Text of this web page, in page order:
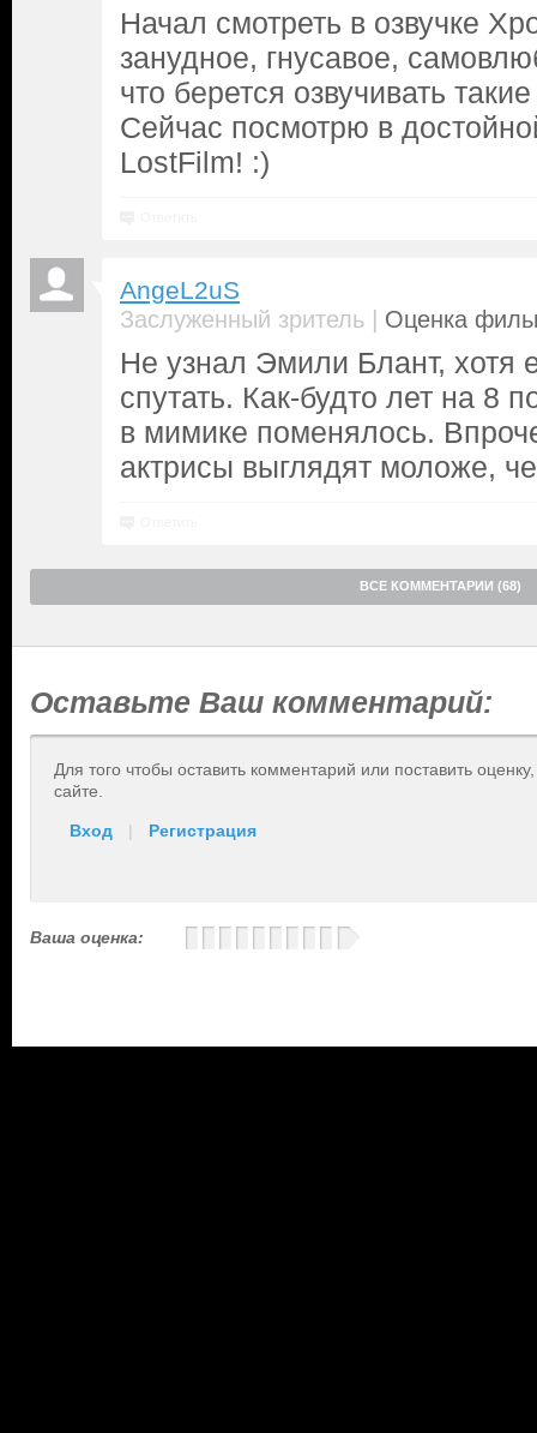
Начал смотреть в озвучке
занудное, гнусавое,
что берется озвучивать
Сейчас посмотрю в
LostFilm! :)
AngeL2uS
Заслуженный зритель | Оценка
Не узнал Эмили Блант, хотя
спутать. Как-будто лет на 8
в мимике поменялось.
актрисы выглядят моложе,
ВСЕ КОММЕНТАРИИ (68)
Оставьте Ваш комментарий:
Для того чтобы оставить комментарий или поставить
сайте.
Вход | Регистрация
Ваша оценка: